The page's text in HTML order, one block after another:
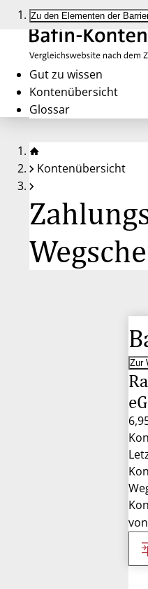
Zu den Elementen der
Gut zu wissen
Kontenübersicht
Glossar
Kontenübersicht
Zur
eG